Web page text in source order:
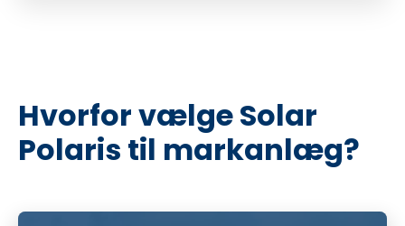
Hvorfor vælge Solar
Polaris til markanlæg?